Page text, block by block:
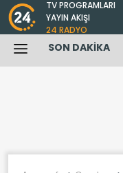
TV PROGRAMLARI
YAYIN AKIŞI
24 RADYO
SON DAKİKA